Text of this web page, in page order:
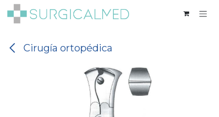
Ir al contenido
Cirugía ortopédica